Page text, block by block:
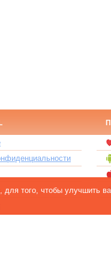
для того, чтобы улучшить